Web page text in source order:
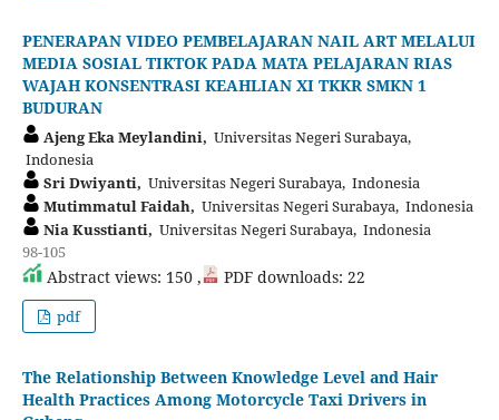
PENERAPAN VIDEO PEMBELAJARAN NAIL ART MELALUI
MEDIA SOSIAL TIKTOK PADA MATA PELAJARAN RIAS
WAJAH KONSENTRASI KEAHLIAN XI TKKR SMKN 1
BUDURAN
Ajeng Eka Meylandini, Universitas Negeri Surabaya,
Indonesia
Sri Dwiyanti, Universitas Negeri Surabaya, Indonesia
Mutimmatul Faidah, Universitas Negeri Surabaya, Indonesia
Nia Kusstianti, Universitas Negeri Surabaya, Indonesia
98-105
Abstract views: 150 , PDF downloads: 22
pdf
The Relationship Between Knowledge Level and Hair
Health Practices Among Motorcycle Taxi Drivers in